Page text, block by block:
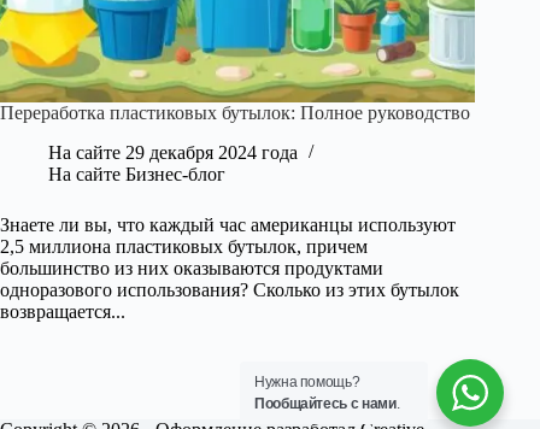
Переработка пластиковых бутылок: Полное руководство
На сайте 29 декабря 2024 года
На сайте Бизнес-блог
Знаете ли вы, что каждый час американцы используют
2,5 миллиона пластиковых бутылок, причем
большинство из них оказываются продуктами
одноразового использования? Сколько из этих бутылок
возвращается...
Нужна помощь?
Пообщайтесь с нами.